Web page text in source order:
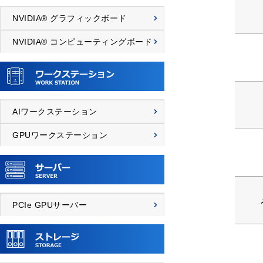
NVIDIA® グラフィックボード
NVIDIA® コンピューティングボード
AIワークステーション
GPUワークステーション
PCIe GPUサーバー